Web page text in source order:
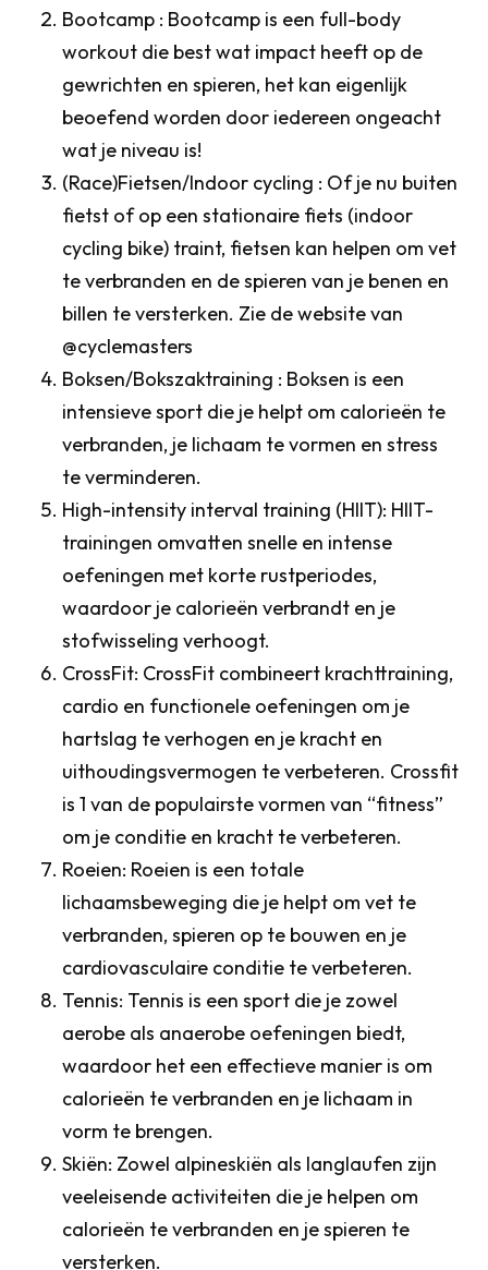
Bootcamp : Bootcamp is een full-body
workout die best wat impact heeft op de
gewrichten en spieren, het kan eigenlijk
beoefend worden door iedereen ongeacht
wat je niveau is!
(Race)Fietsen/Indoor cycling : Of je nu buiten
fietst of op een stationaire fiets (indoor
cycling bike) traint, fietsen kan helpen om vet
te verbranden en de spieren van je benen en
billen te versterken. Zie de website van
@cyclemasters
Boksen/Bokszaktraining : Boksen is een
intensieve sport die je helpt om calorieën te
verbranden, je lichaam te vormen en stress
te verminderen.
High-intensity interval training (HIIT): HIIT-
trainingen omvatten snelle en intense
oefeningen met korte rustperiodes,
waardoor je calorieën verbrandt en je
stofwisseling verhoogt.
CrossFit: CrossFit combineert krachttraining,
cardio en functionele oefeningen om je
hartslag te verhogen en je kracht en
uithoudingsvermogen te verbeteren. Crossfit
is 1 van de populairste vormen van “fitness”
om je conditie en kracht te verbeteren.
Roeien: Roeien is een totale
lichaamsbeweging die je helpt om vet te
verbranden, spieren op te bouwen en je
cardiovasculaire conditie te verbeteren.
Tennis: Tennis is een sport die je zowel
aerobe als anaerobe oefeningen biedt,
waardoor het een effectieve manier is om
calorieën te verbranden en je lichaam in
vorm te brengen.
Skiën: Zowel alpineskiën als langlaufen zijn
veeleisende activiteiten die je helpen om
calorieën te verbranden en je spieren te
versterken.